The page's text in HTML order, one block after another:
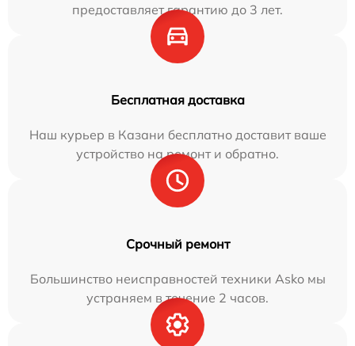
предоставляет гарантию до 3 лет.
Бесплатная доставка
Наш курьер в Казани бесплатно доставит ваше
устройство на ремонт и обратно.
Срочный ремонт
Большинство неисправностей техники Asko мы
устраняем в течение 2 часов.